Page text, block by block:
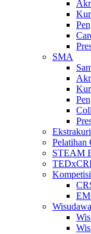
SMA
Pelatihan
STEAM
Kompetisi